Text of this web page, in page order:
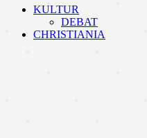
KULTUR
DEBAT
CHRISTIANIA